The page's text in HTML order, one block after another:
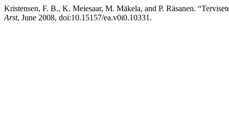
Kristensen, F. B., K. Meiesaar, M. Mäkela, and P. Räsanen.
Arst, June 2008, doi:10.15157/ea.v0i0.10331.